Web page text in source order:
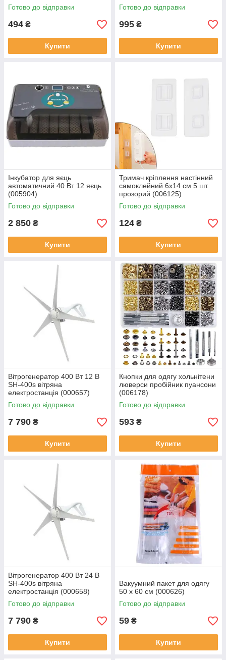
Готово до відправки
494 ₴
Купити
Готово до відправки
995 ₴
Купити
Інкубатор для яєць
автоматичний 40 Вт 12 яєць
(005904)
Готово до відправки
2 850 ₴
Купити
Тримач кріплення настінний
самоклейний 6x14 см 5 шт.
прозорий (006125)
Готово до відправки
124 ₴
Купити
Вітрогенератор 400 Вт 12 В
SH-400s вітряна
електростанція (000657)
Готово до відправки
7 790 ₴
Купити
Кнопки для одягу хольнітени
люверси пробійник пуансони
(006178)
Готово до відправки
593 ₴
Купити
Вітрогенератор 400 Вт 24 В
SH-400s вітряна
електростанція (000658)
Готово до відправки
7 790 ₴
Купити
Вакуумний пакет для одягу
50 х 60 см (000626)
Готово до відправки
59 ₴
Купити